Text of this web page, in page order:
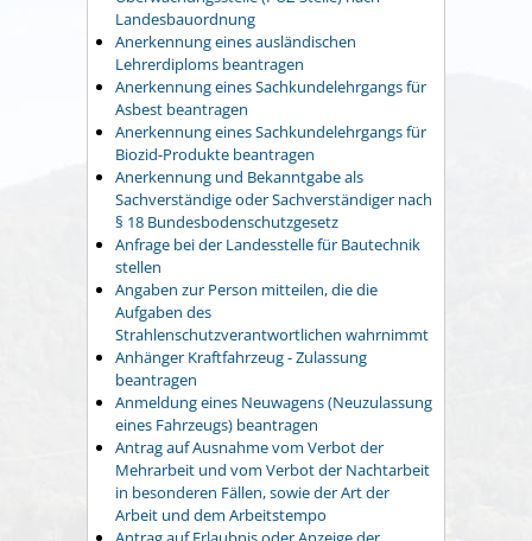
Landesbauordnung
Anerkennung eines ausländischen
Lehrerdiploms beantragen
Anerkennung eines Sachkundelehrgangs für
Asbest beantragen
Anerkennung eines Sachkundelehrgangs für
Biozid-Produkte beantragen
Anerkennung und Bekanntgabe als
Sachverständige oder Sachverständiger nach
§ 18 Bundesbodenschutzgesetz
Anfrage bei der Landesstelle für Bautechnik
stellen
Angaben zur Person mitteilen, die die
Aufgaben des
Strahlenschutzverantwortlichen wahrnimmt
Anhänger Kraftfahrzeug - Zulassung
beantragen
Anmeldung eines Neuwagens (Neuzulassung
eines Fahrzeugs) beantragen
Antrag auf Ausnahme vom Verbot der
Mehrarbeit und vom Verbot der Nachtarbeit
in besonderen Fällen, sowie der Art der
Arbeit und dem Arbeitstempo